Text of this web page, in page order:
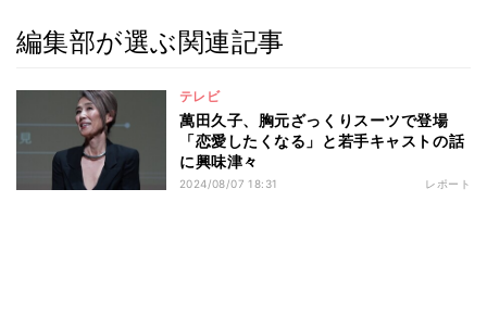
編集部が選ぶ関連記事
テレビ
萬田久子、胸元ざっくりスーツで登場
「恋愛したくなる」と若手キャストの話
に興味津々
2024/08/07 18:31 レポート